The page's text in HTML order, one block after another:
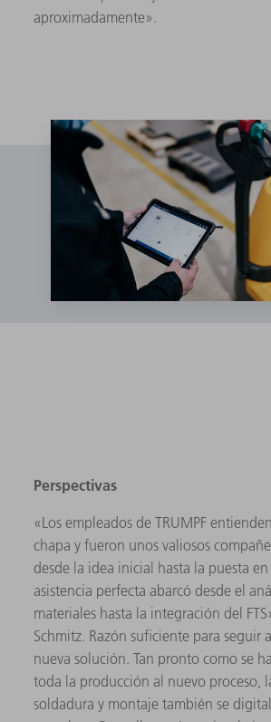
aproximadamente».
Perspectivas
«Los empleados de TRUMPF
chapa y fueron unos valiosos
desde la idea inicial hasta la puesta
asistencia perfecta abarcó desde el
materiales hasta la integración del
Schmitz. Razón suficiente para seguir
nueva solución. Tan pronto como se
toda la producción al nuevo proceso,
soldadura y montaje también se